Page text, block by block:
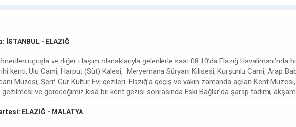
İSTANBUL - ELAZIĞ
uçuşla ve diğer ulaşım olanaklarıyla gelenlerle saat 08.10’da Elazığ Havalimanı’nda
kenti: Ulu Cami, Harput (Süt) Kalesi, Meryemana Süryani Kilisesi, Kurşunlu Cami, Arap
Müzesi, Şerif Gür Kültür Evi gezileri. Elazığ’a geçiş ve yakın zamanda açılan Kent Müzesi,
gezilmesi ve göreceğimiz kısa bir kent gezisi sonrasında Eski Bağlar’da şarap tadımı,
ELAZIĞ - MALATYA